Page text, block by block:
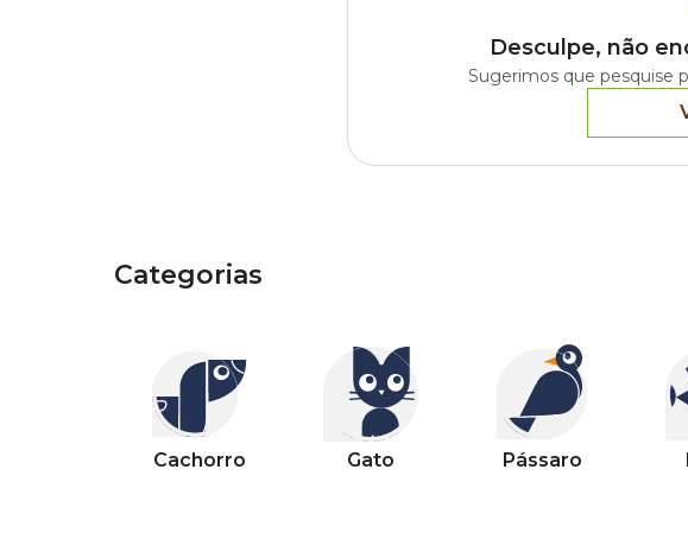
Desculpe, não
Sugerimos que pesquise
Categorias
Cachorro Gato Pássaro